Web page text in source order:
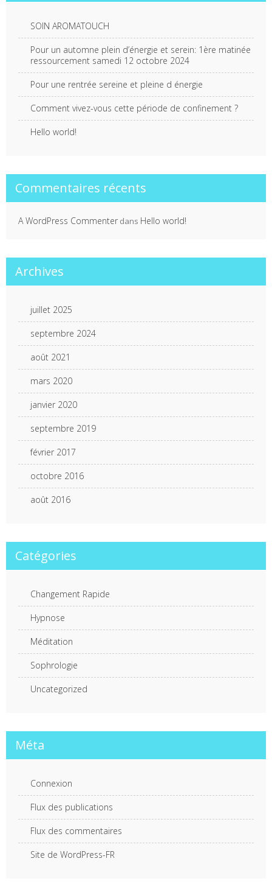
SOIN AROMATOUCH
Pour un automne plein d’énergie et serein: 1ère matinée
ressourcement samedi 12 octobre 2024
Pour une rentrée sereine et pleine d énergie
Comment vivez-vous cette période de confinement ?
Hello world!
Commentaires récents
A WordPress Commenter dans Hello world!
Archives
juillet 2025
septembre 2024
août 2021
mars 2020
janvier 2020
septembre 2019
février 2017
octobre 2016
août 2016
Catégories
Changement Rapide
Hypnose
Méditation
Sophrologie
Uncategorized
Méta
Connexion
Flux des publications
Flux des commentaires
Site de WordPress-FR